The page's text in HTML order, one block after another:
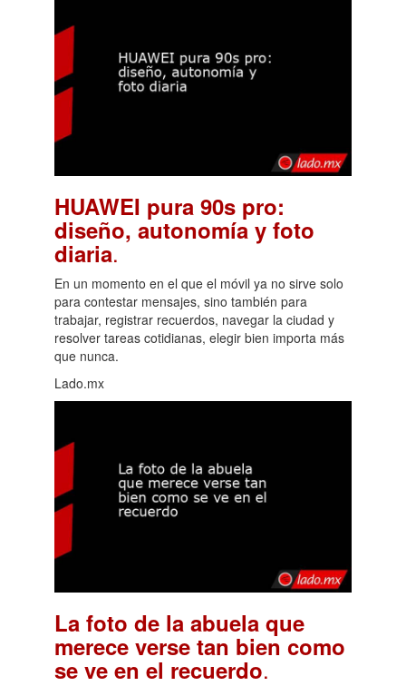
HUAWEI pura 90s pro:
diseño, autonomía y foto
diaria.
En un momento en el que el móvil ya no sirve solo
para contestar mensajes, sino también para
trabajar, registrar recuerdos, navegar la ciudad y
resolver tareas cotidianas, elegir bien importa más
que nunca.
Lado.mx
La foto de la abuela que
merece verse tan bien como
se ve en el recuerdo.